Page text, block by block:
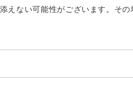
えない可能性がございます。そ